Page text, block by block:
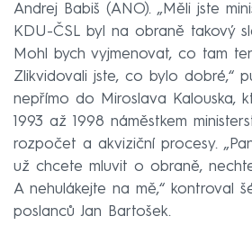
Andrej Babiš (ANO). „Měli jste
KDU-ČSL byl na obraně takový
Mohl bych vyjmenovat, co tam
Zlikvidovali jste, co bylo dobré,“
nepřímo do Miroslava Kalouska,
1993 až 1998 náměstkem
rozpočet a akviziční procesy.
už chcete mluvit o obraně,
A nehulákejte na mě,“ kontroval
poslanců Jan Bartošek.